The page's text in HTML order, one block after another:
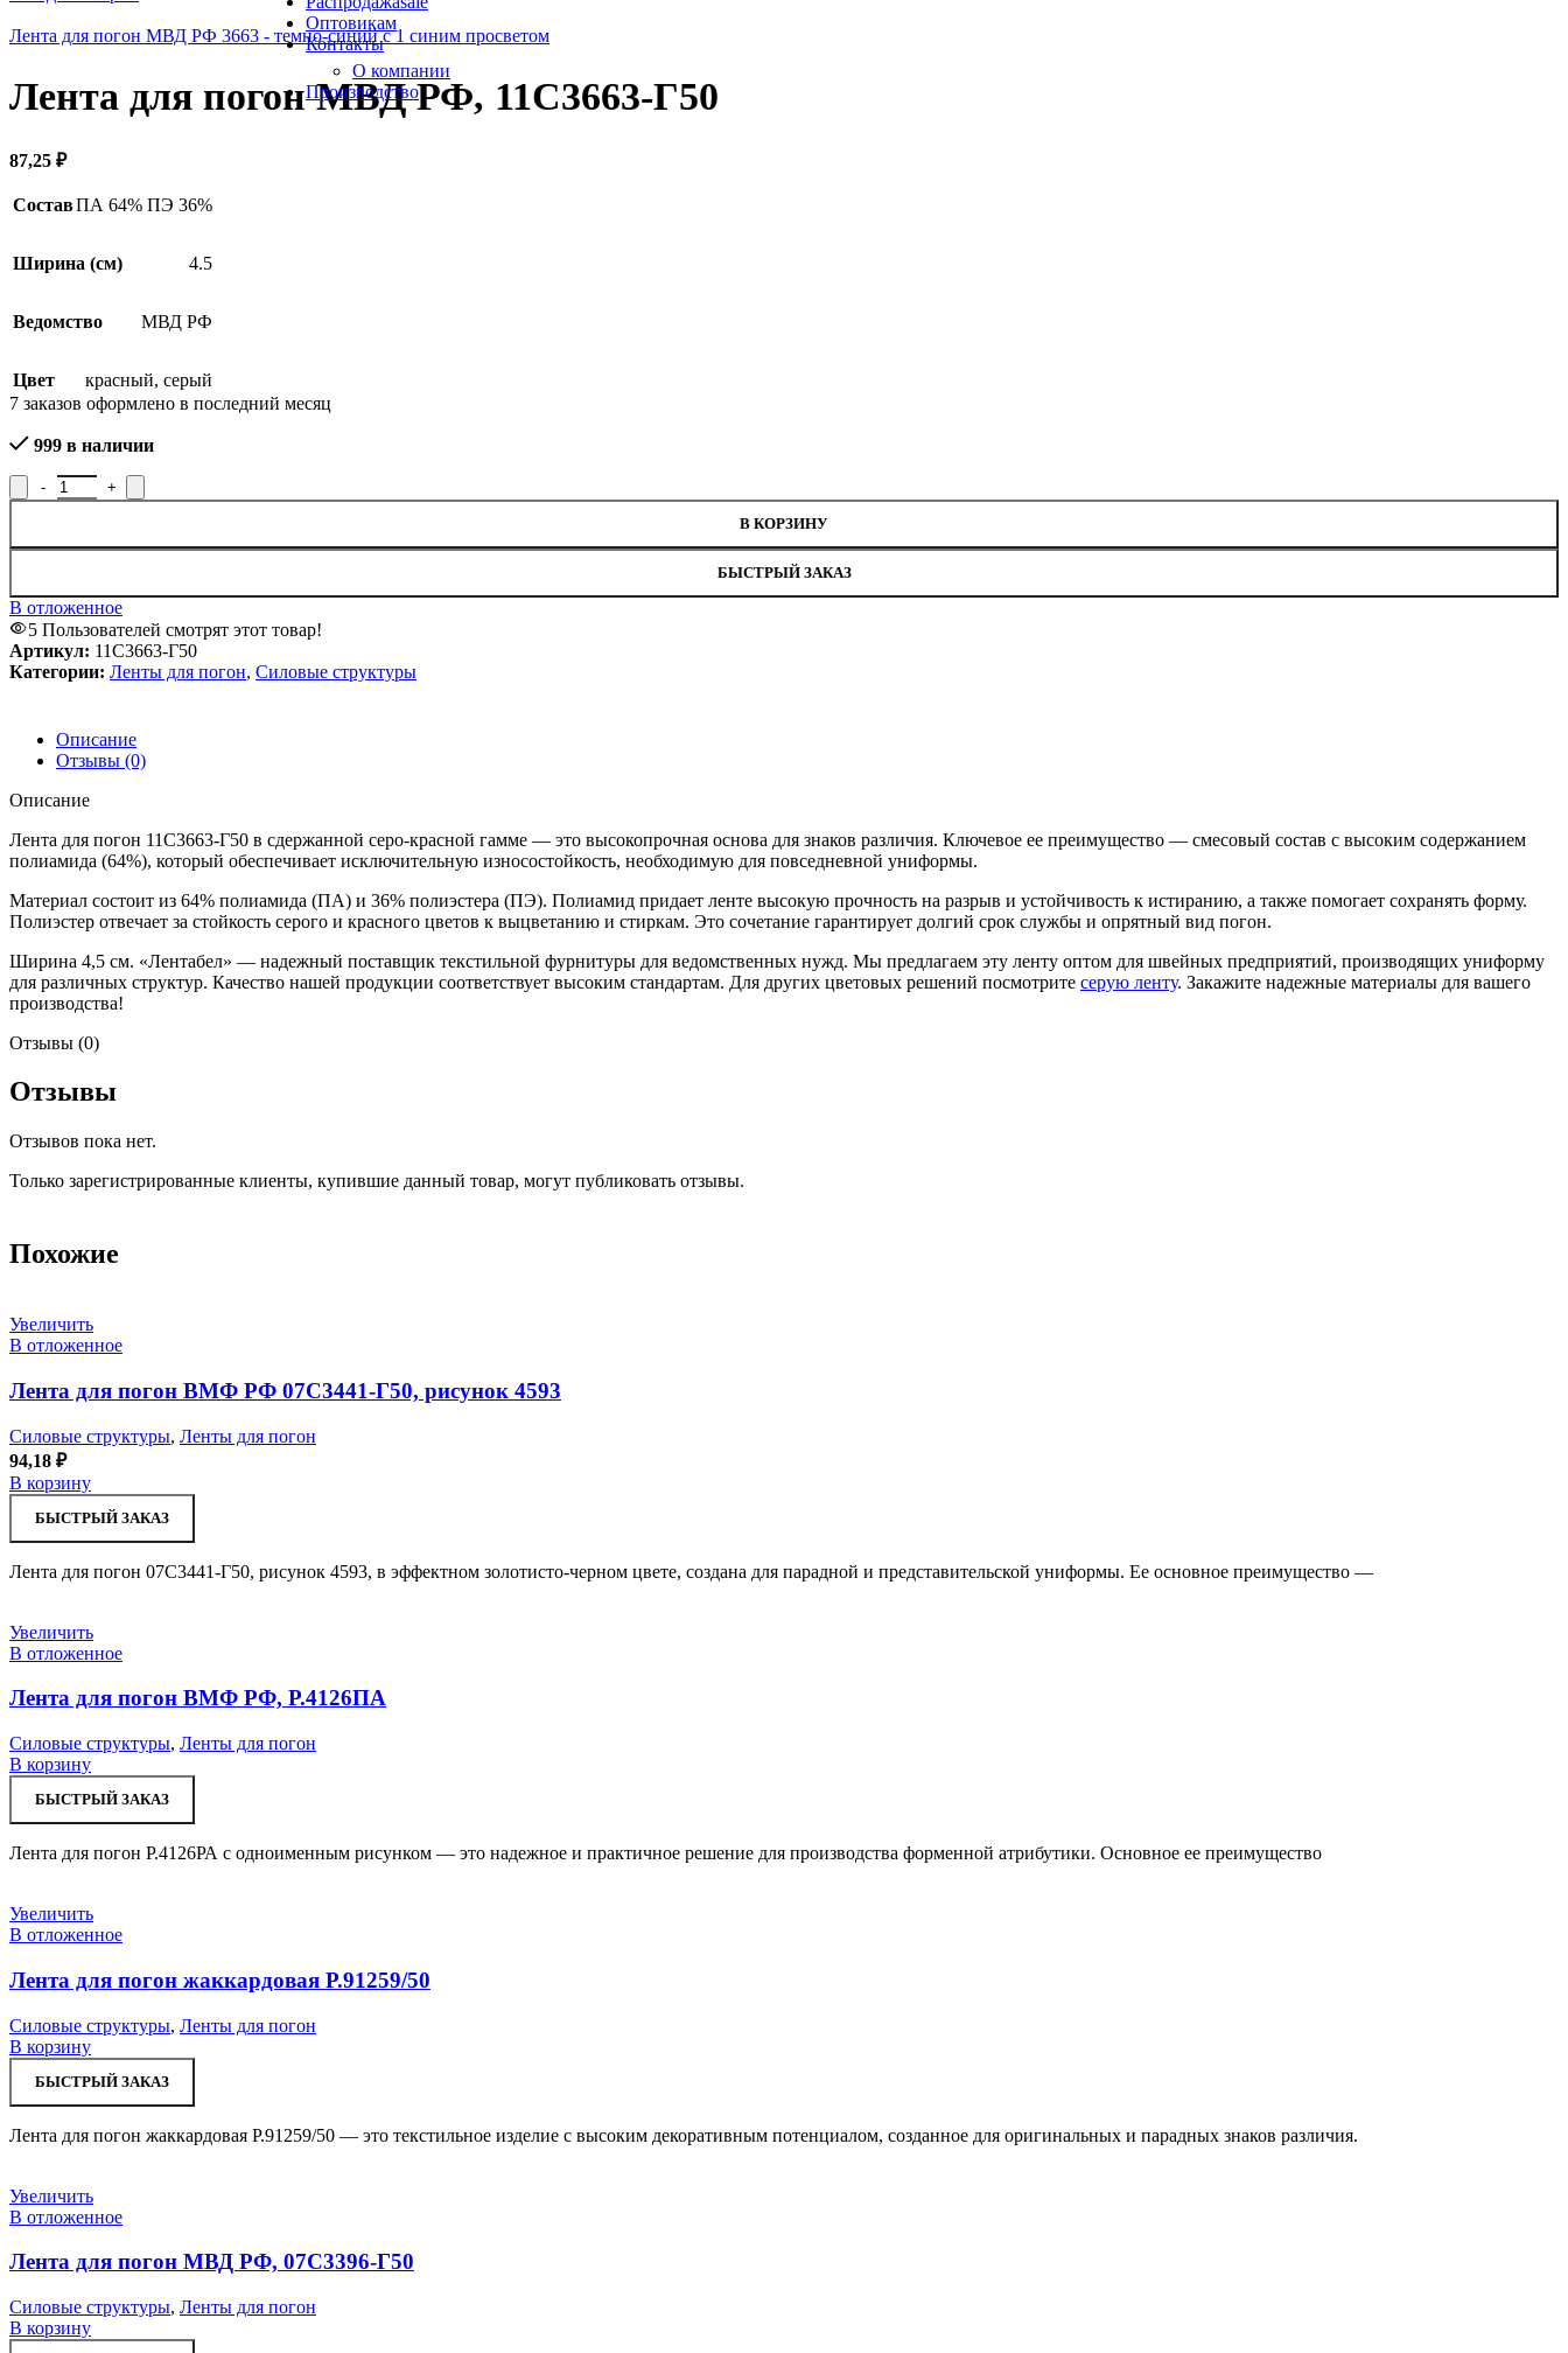
Оптовикам
Контакты
О компании
Производство
Лента для погон МВД РФ 3663 - темно-синий с 1 синим просветом
Лента для погон МВД РФ, 11С3663-Г50
87,25 ₽
СоставПА 64% ПЭ 36%
Ширина (см) 4.5
Ведомство МВД РФ
Цвет красный, серый
7 заказов оформлено в последний месяц
999 в наличии
Количество товара Лента для погон МВД РФ, 11С3663-Г50
В КОРЗИНУ
БЫСТРЫЙ ЗАКАЗ
В отложенное
5 Пользователей смотрят этот товар!
Артикул: 11С3663-Г50
Категории: Ленты для погон, Силовые структуры
Описание
Отзывы (0)
Описание
Лента для погон 11С3663-Г50 в сдержанной серо-красной гамме — это высокопрочная основа для знаков различия. Ключевое ее преимущество — смесовый состав с высоким содержанием
полиамида (64%), который обеспечивает исключительную износостойкость, необходимую для повседневной униформы.
Материал состоит из 64% полиамида (ПА) и 36% полиэстера (ПЭ). Полиамид придает ленте высокую прочность на разрыв и устойчивость к истиранию, а также помогает сохранять форму.
Полиэстер отвечает за стойкость серого и красного цветов к выцветанию и стиркам. Это сочетание гарантирует долгий срок службы и опрятный вид погон.
Ширина 4,5 см. «Лентабел» — надежный поставщик текстильной фурнитуры для ведомственных нужд. Мы предлагаем эту ленту оптом для швейных предприятий, производящих униформу
для различных структур. Качество нашей продукции соответствует высоким стандартам. Для других цветовых решений посмотрите серую ленту. Закажите надежные материалы для вашего
производства!
Отзывы (0)
Отзывы
Отзывов пока нет.
Только зарегистрированные клиенты, купившие данный товар, могут публиковать отзывы.
Похожие
Увеличить
В отложенное
Лента для погон ВМФ РФ 07С3441-Г50, рисунок 4593
Силовые структуры, Ленты для погон
94,18 ₽
В корзину
БЫСТРЫЙ ЗАКАЗ
Лента для погон 07С3441-Г50, рисунок 4593, в эффектном золотисто-черном цвете, создана для парадной и представительской униформы. Ее основное преимущество —
Увеличить
В отложенное
Лента для погон ВМФ РФ, Р.4126ПА
Силовые структуры, Ленты для погон
В корзину
БЫСТРЫЙ ЗАКАЗ
Лента для погон Р.4126РА с одноименным рисунком — это надежное и практичное решение для производства форменной атрибутики. Основное ее преимущество
Увеличить
В отложенное
Лента для погон жаккардовая Р.91259/50
Силовые структуры, Ленты для погон
В корзину
БЫСТРЫЙ ЗАКАЗ
Лента для погон жаккардовая Р.91259/50 — это текстильное изделие с высоким декоративным потенциалом, созданное для оригинальных и парадных знаков различия.
Увеличить
В отложенное
Лента для погон МВД РФ, 07С3396-Г50
Силовые структуры, Ленты для погон
В корзину